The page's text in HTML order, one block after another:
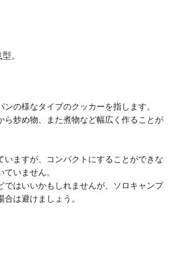
。
の様なタイプのクッカーを指します。
ら炒め物、また煮物など幅広く作ることが
いますが、コンパクトにすることができな
いません。
ではいいかもしれませんが、ソロキャンプ
は避けましょう。